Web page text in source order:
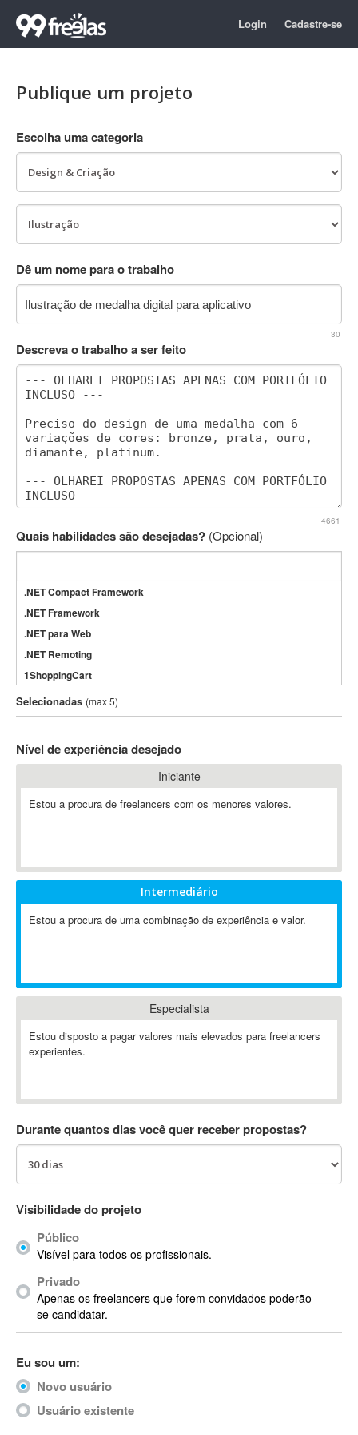
Login Cadastre-se
Publique um projeto
Escolha uma categoria
Dê um nome para o trabalho
30
Descreva o trabalho a ser feito
4661
Quais habilidades são desejadas? (Opcional)
.NET Compact Framework
.NET Framework
.NET para Web
.NET Remoting
1ShoppingCart
3DS Max
3GSM
802.11
A-GPS
ABAP
Abaqus
ABBYY FineReader
Ableton
Ableton Push
Abstract
AC3
ACID Pro
ACPI
Acrobat
Acrobat X
Acronis
ACT
Actimize
ActionScript
ActionScript 3
Selecionadas (max 5)
Nível de experiência desejado
Iniciante
Estou a procura de freelancers com os menores valores.
Intermediário
Estou a procura de uma combinação de experiência e valor.
Especialista
Estou disposto a pagar valores mais elevados para freelancers
experientes.
Durante quantos dias você quer receber propostas?
Visibilidade do projeto
Público
Visível para todos os profissionais.
Privado
Apenas os freelancers que forem convidados poderão
se candidatar.
Eu sou um:
Novo usuário
Usuário existente